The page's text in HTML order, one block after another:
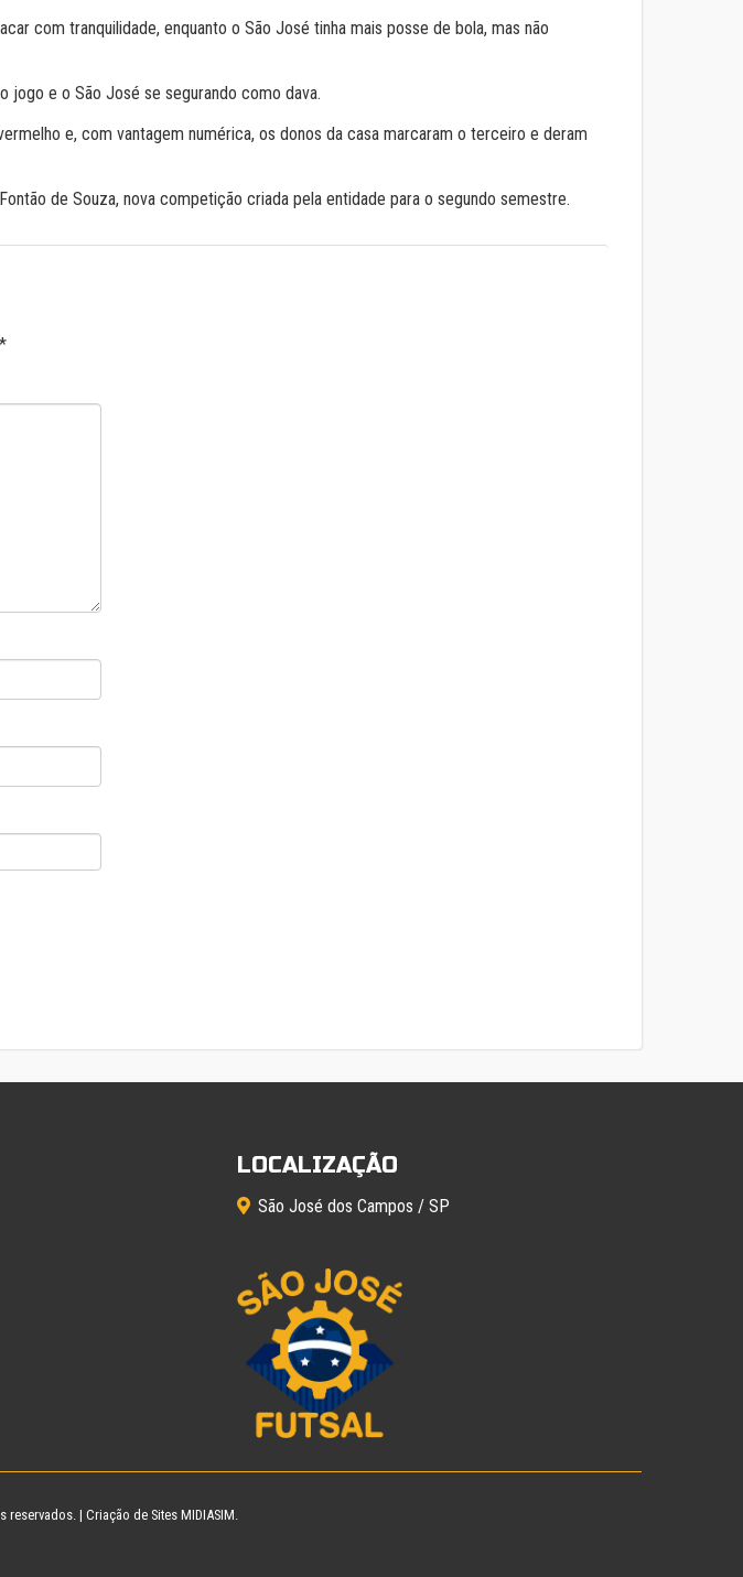
com tranquilidade, enquanto o São José tinha mais posse de bola, mas não
jogo e o São José se segurando como dava.
e, com vantagem numérica, os donos da casa marcaram o terceiro e deram
de Souza, nova competição criada pela entidade para o segundo semestre.
*
LOCALIZAÇÃO
São José dos Campos / SP
reservados. | Criação de Sites MIDIASIM.